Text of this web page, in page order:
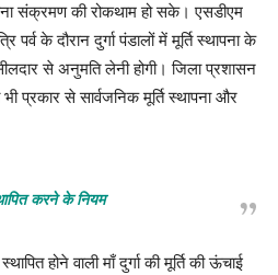
संक्रमण की रोकथाम हो सके। एसडीएम
पर्व के दौरान दुर्गा पंडालों में मूर्ति स्थापना के
से अनुमति लेनी होगी। जिला प्रशासन
प्रकार से सार्वजनिक मूर्ति स्थापना और
करने के नियम
होने वाली माँ दुर्गा की मूर्ति की ऊंचाई